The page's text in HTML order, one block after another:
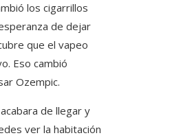
los cigarrillos
de dejar
que el vapeo
Eso cambió
Ozempic.
de llegar y
ver la habitación